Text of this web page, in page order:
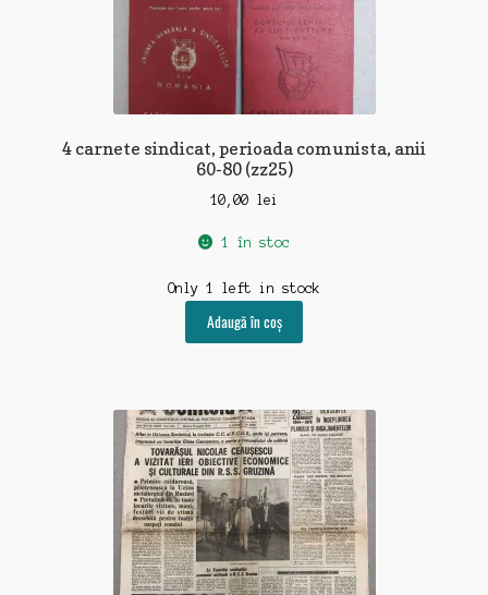
4 carnete sindicat, perioada comunista, anii
60-80 (zz25)
10,00 lei
1 în stoc
Only 1 left in stock
Adaugă în coș